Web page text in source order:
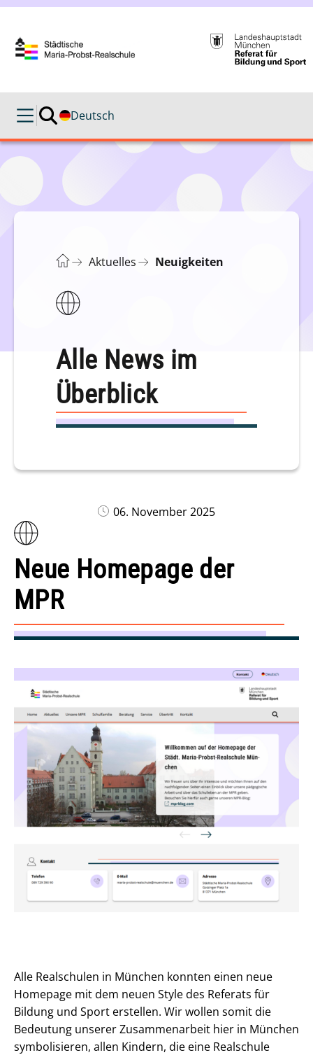
Deutsch
Aktuelles Neuigkeiten
Alle News im
Überblick
06. November 2025
Neue Homepage der
MPR
Alle Realschulen in München konnten einen neue
Homepage mit dem neuen Style des Referats für
Bildung und Sport erstellen. Wir wollen somit die
Bedeutung unserer Zusammenarbeit hier in München
symbolisieren, allen Kindern, die eine Realschule